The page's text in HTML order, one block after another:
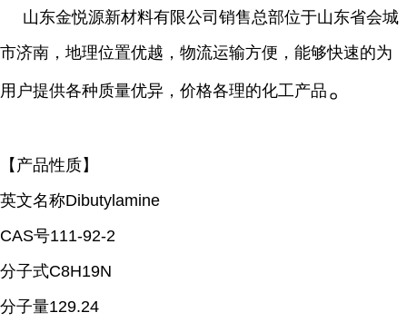
山东金悦源新材料有限公司销售总部位于山东省会城
市济南，地理位置优越，物流运输方便，能够快速的为
用户提供各种质量优异，价格各理的化工产品 。
【产品性质】
英文名称Dibutylamine
CAS号111-92-2
分子式C8H19N
分子量129.24